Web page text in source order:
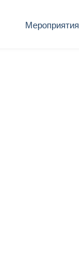
Мероприятия